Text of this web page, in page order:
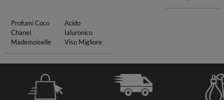
Profumi Coco
Chanel
Mademoiselle
Acido
Ialuronico
Viso Migliore